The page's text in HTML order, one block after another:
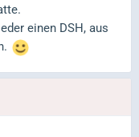
einen DSH, aus